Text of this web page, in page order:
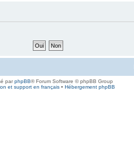
parphpBB® Forum Software © phpBB Group
et support en français• Hébergement phpBB